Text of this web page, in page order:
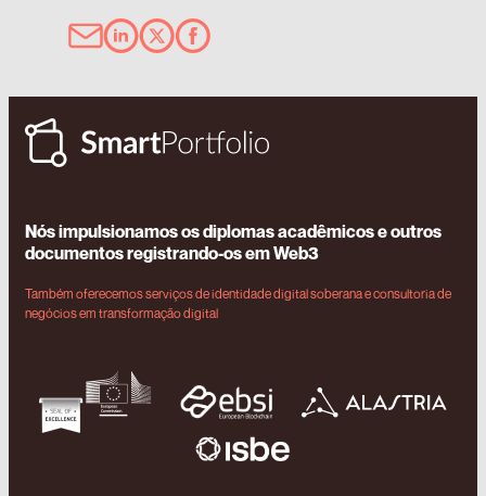
Nós impulsionamos os diplomas acadêmicos e outros
documentos registrando-os em Web3
Também oferecemos serviços de identidade digital soberana e consultoria de
negócios em transformação digital